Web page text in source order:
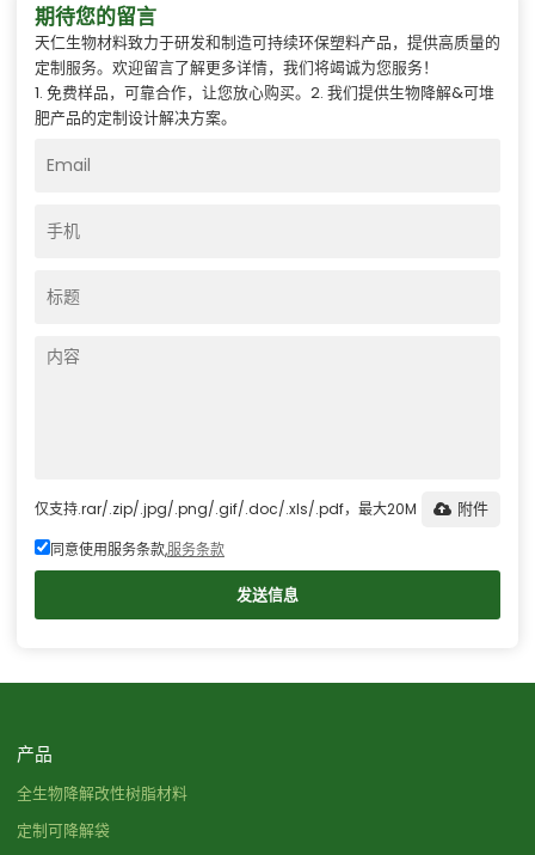
期待您的留言
天仁生物材料致力于研发和制造可持续环保塑料产品，提供高质量的
定制服务。欢迎留言了解更多详情，我们将竭诚为您服务！
1. 免费样品，可靠合作，让您放心购买。2. 我们提供生物降解&可堆
肥产品的定制设计解决方案。
仅支持.rar/.zip/.jpg/.png/.gif/.doc/.xls/.pdf，最大20M 附件
同意使用服务条款,服务条款
发送信息
产品
全生物降解改性树脂材料
定制可降解袋